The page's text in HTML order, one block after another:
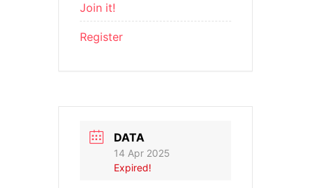
Join it!
Register
DATA
14 Apr 2025
Expired!